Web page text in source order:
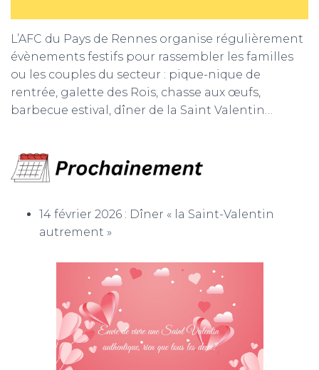
L’AFC du Pays de Rennes organise régulièrement
évènements festifs pour rassembler les familles
ou les couples du secteur : pique-nique de
rentrée, galette des Rois, chasse aux œufs,
barbecue estival, dîner de la Saint Valentin…
14 février 2026 : Dîner « la Saint-Valentin
autrement »